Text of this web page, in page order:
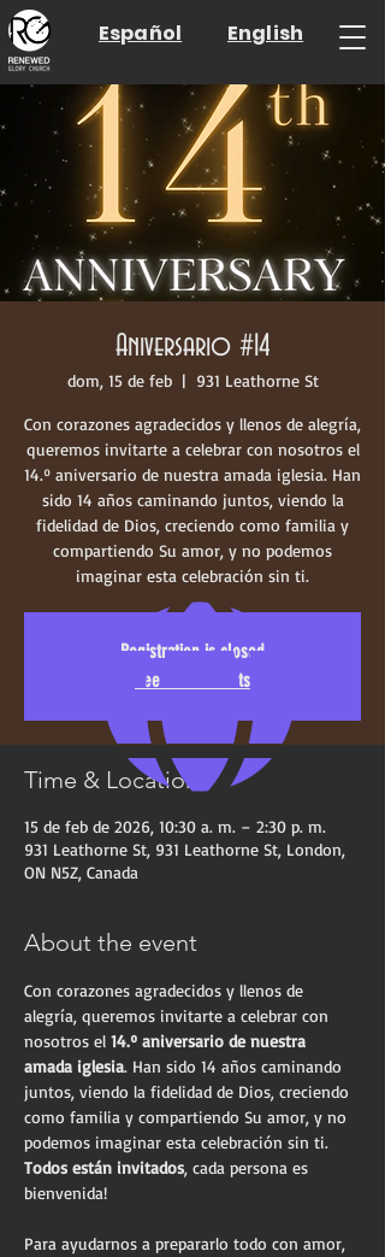
Español English
Aniversario #14
dom, 15 de feb
  |
931 Leathorne St
Con corazones agradecidos y llenos de alegría,
queremos invitarte a celebrar con nosotros el
14.º aniversario de nuestra amada iglesia. Han
sido 14 años caminando juntos, viendo la
fidelidad de Dios, creciendo como familia y
compartiendo Su amor, y no podemos
imaginar esta celebración sin ti.
Registration is closed
See other events
Time & Location
15 de feb de 2026, 10:30 a. m. – 2:30 p. m.
931 Leathorne St, 931 Leathorne St, London,
ON N5Z, Canada
About the event
Con corazones agradecidos y llenos de
alegría, queremos invitarte a celebrar con
nosotros el 14.º aniversario de nuestra
amada iglesia. Han sido 14 años caminando
juntos, viendo la fidelidad de Dios, creciendo
como familia y compartiendo Su amor, y no
podemos imaginar esta celebración sin ti.
Todos están invitados, cada persona es
bienvenida!
Para ayudarnos a prepararlo todo con amor,